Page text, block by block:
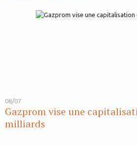
08/07
Gazprom vise une
milliards